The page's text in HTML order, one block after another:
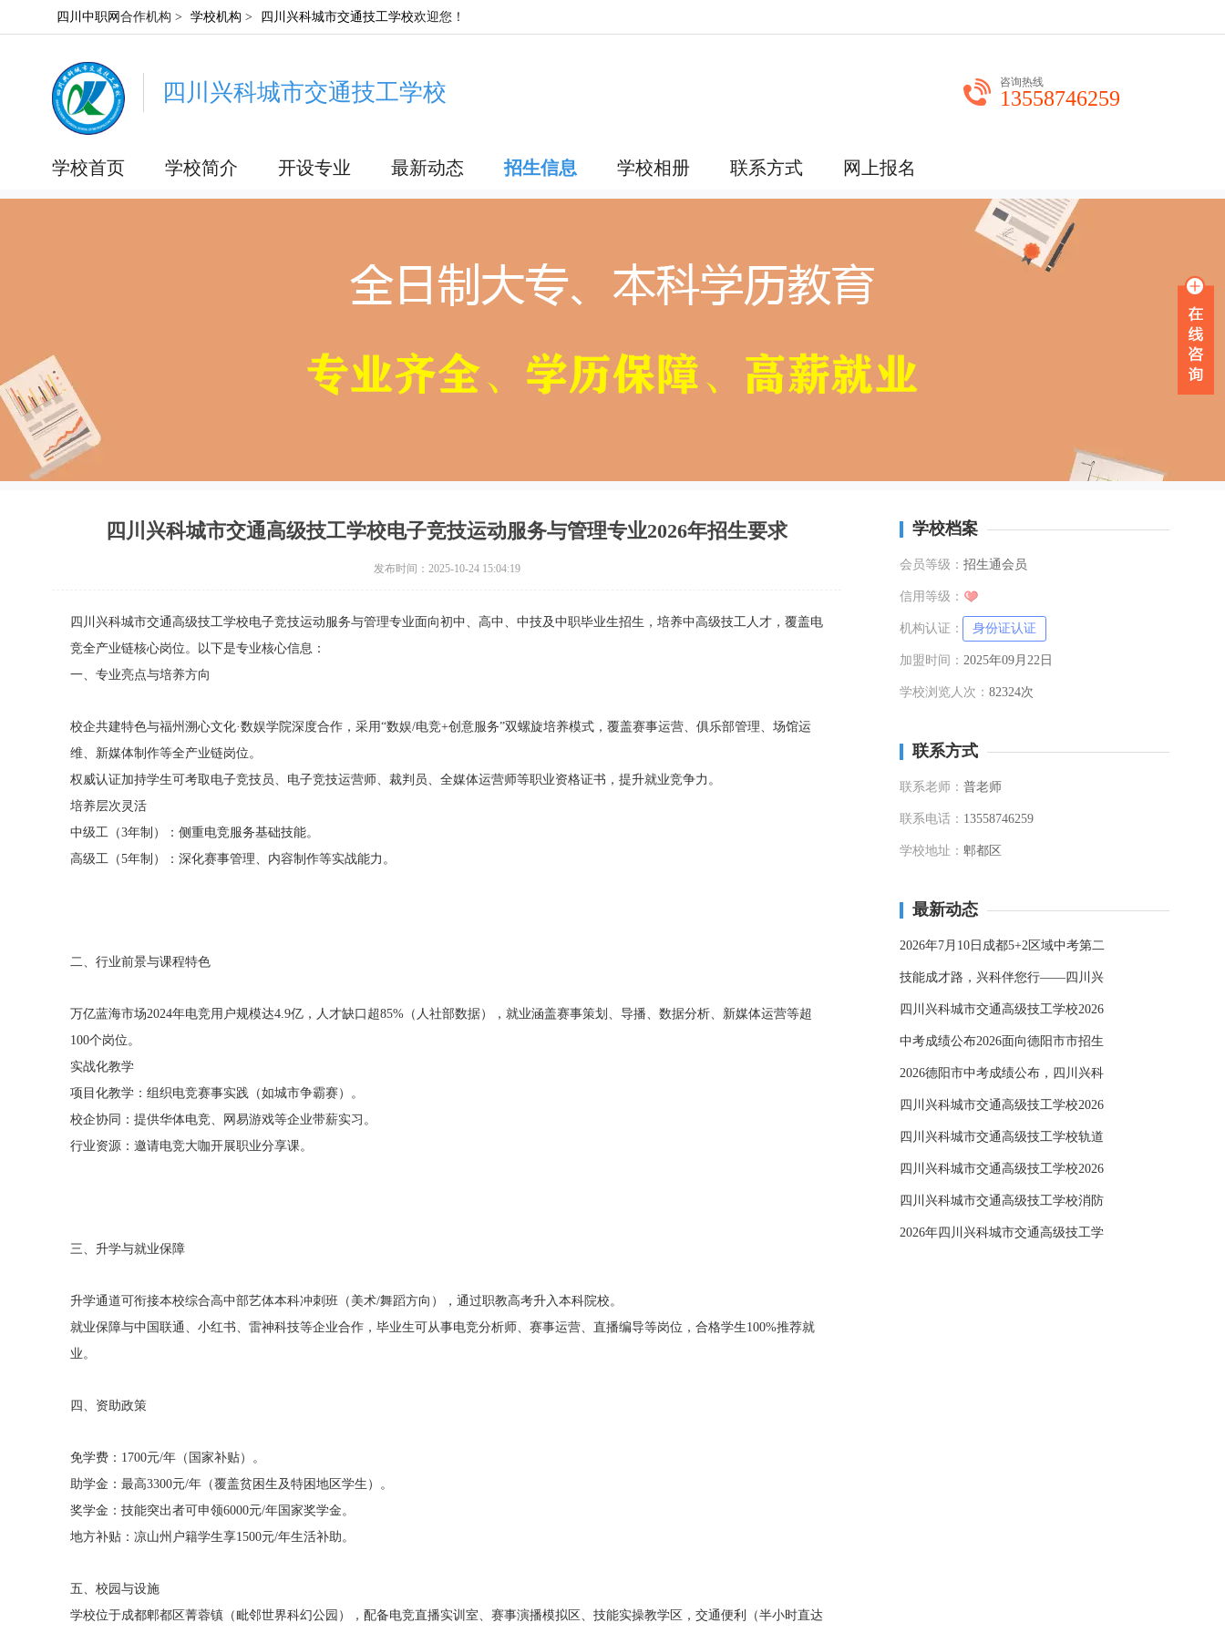
四川中职网 合作机构 > 学校机构 > 四川兴科城市交通技工学校欢迎您！
四川兴科城市交通技工学校 咨询热线
13558746259
学校首页 学校简介 开设专业 最新动态 招生信息 学校相册 联系方式 网上报名
四川兴科城市交通高级技工学校电子竞技运动服务与管理专业2026年招生要求
发布时间：2025-10-24 15:04:19
四川兴科城市交通高级技工学校电子竞技运动服务与管理专业面向初中、高中、中技及中职毕业生招生，培养中高级技工人才，覆盖电
竞全产业链核心岗位。以下是专业核心信息：
一、专业亮点与培养方向
校企共建特色与福州溯心文化·数娱学院深度合作，采用“数娱/电竞+创意服务”双螺旋培养模式，覆盖赛事运营、俱乐部管理、场馆运
维、新媒体制作等全产业链岗位。
权威认证加持学生可考取电子竞技员、电子竞技运营师、裁判员、全媒体运营师等职业资格证书，提升就业竞争力。
培养层次灵活
中级工（3年制）：侧重电竞服务基础技能。
高级工（5年制）：深化赛事管理、内容制作等实战能力。
二、行业前景与课程特色
万亿蓝海市场2024年电竞用户规模达4.9亿，人才缺口超85%（人社部数据），就业涵盖赛事策划、导播、数据分析、新媒体运营等超
100个岗位。
实战化教学
项目化教学：组织电竞赛事实践（如城市争霸赛）。
校企协同：提供华体电竞、网易游戏等企业带薪实习。
行业资源：邀请电竞大咖开展职业分享课。
三、升学与就业保障
升学通道可衔接本校综合高中部艺体本科冲刺班（美术/舞蹈方向），通过职教高考升入本科院校。
就业保障与中国联通、小红书、雷神科技等企业合作，毕业生可从事电竞分析师、赛事运营、直播编导等岗位，合格学生100%推荐就
业。
四、资助政策
免学费：1700元/年（国家补贴）。
助学金：最高3300元/年（覆盖贫困生及特困地区学生）。
奖学金：技能突出者可申领6000元/年国家奖学金。
地方补贴：凉山州户籍学生享1500元/年生活补助。
五、校园与设施
学校位于成都郫都区菁蓉镇（毗邻世界科幻公园），配备电竞直播实训室、赛事演播模拟区、技能实操教学区，交通便利（半小时直达
学校档案
会员等级： 招生通会员
信用等级：
机构认证： 身份证认证
加盟时间： 2025年09月22日
学校浏览人次： 82324次
联系方式
联系老师： 普老师
联系电话： 13558746259
学校地址： 郫都区
最新动态
2026年7月10日成都5+2区域中考第二
技能成才路，兴科伴您行——四川兴
四川兴科城市交通高级技工学校2026
中考成绩公布2026面向德阳市市招生
2026德阳市中考成绩公布，四川兴科
四川兴科城市交通高级技工学校2026
四川兴科城市交通高级技工学校轨道
四川兴科城市交通高级技工学校2026
四川兴科城市交通高级技工学校消防
2026年四川兴科城市交通高级技工学